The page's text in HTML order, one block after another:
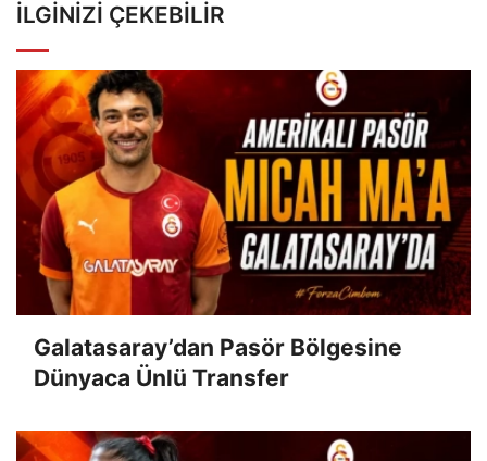
İLGINIZI ÇEKEBILIR
Galatasaray’dan Pasör Bölgesine
Dünyaca Ünlü Transfer